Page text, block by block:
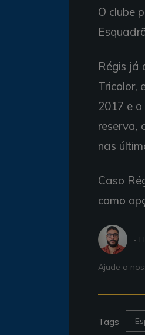
O clube
Régis já
Tricolor,
2017 e
reserva,
nas
Caso
como
-
Ajude o
Tags